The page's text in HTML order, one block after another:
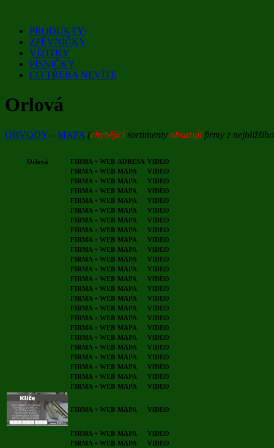
obsahu
webu
PRODUKTY:
ZPĚVNÍČKY
VIZITKY
PÍSNIČKY
CO TŘEBA NEVÍTE
Orlová
OBVODY – MAPA (chybějícísortimenty obsazujífirmy z
Orlová FIRMA + WEB ADRESA VIDEO
FIRMA + WEB MAPA
VIDEO
FIRMA + WEB MAPA
VIDEO
FIRMA + WEB MAPA
VIDEO
FIRMA + WEB MAPA
VIDEO
FIRMA + WEB MAPA
VIDEO
FIRMA + WEB MAPA
VIDEO
FIRMA + WEB MAPA
VIDEO
FIRMA + WEB MAPA
VIDEO
FIRMA + WEB MAPA
VIDEO
FIRMA + WEB MAPA
VIDEO
FIRMA + WEB MAPA
VIDEO
FIRMA + WEB MAPA
VIDEO
FIRMA + WEB MAPA
VIDEO
FIRMA + WEB MAPA
VIDEO
FIRMA + WEB MAPA
VIDEO
FIRMA + WEB MAPA
VIDEO
FIRMA + WEB MAPA
VIDEO
FIRMA + WEB MAPA
VIDEO
FIRMA + WEB MAPA
VIDEO
FIRMA + WEB MAPA
VIDEO
FIRMA + WEB MAPA
VIDEO
FIRMA + WEB MAPA
VIDEO
FIRMA + WEB MAPA VIDEO
FIRMA + WEB MAPA VIDEO
FIRMA + WEB MAPA
VIDEO
FIRMA + WEB MAPA
VIDEO